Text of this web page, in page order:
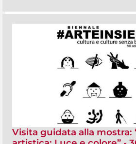
Visita guidata alla mostra: